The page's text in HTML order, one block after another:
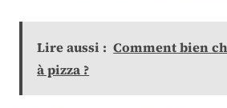
Lire aussi : Comment bien
à pizza ?